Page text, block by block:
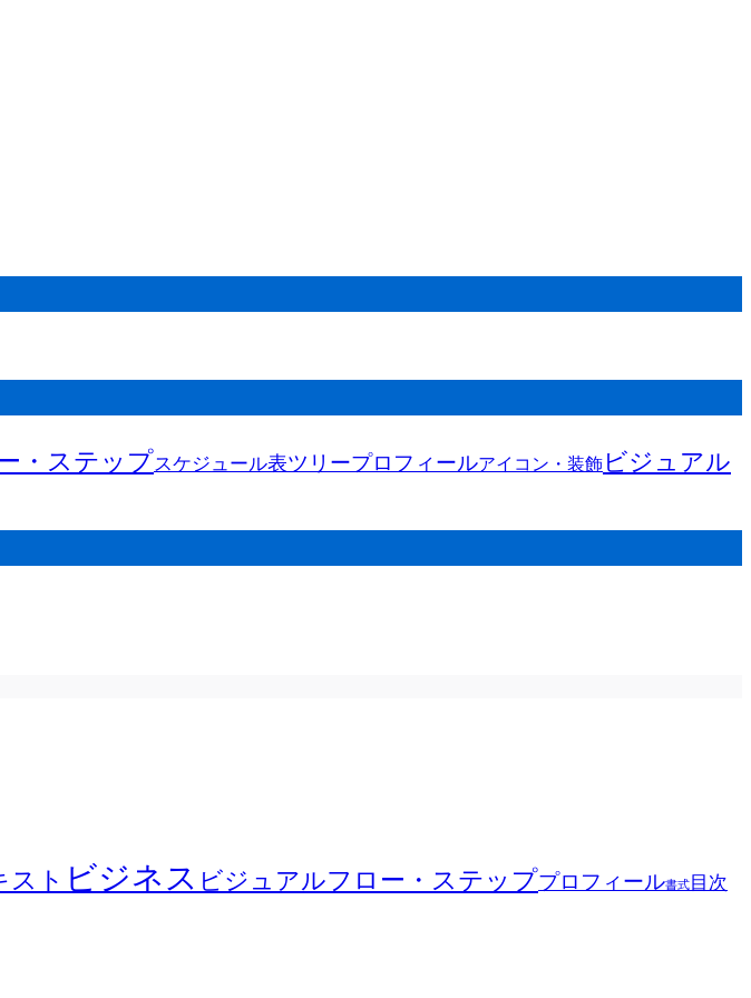
・ステップスケジュール表ツリープロフィールアイコン・装飾 ビジュアル
スト ビジネス ビジュアルフロー・ステッププロフィール書式 目次